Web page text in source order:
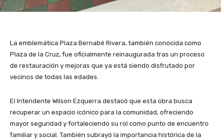
La emblemática Plaza Bernabé Rivera, también conocida como
Plaza de la Cruz, fue oficialmente reinaugurada tras un proceso
de restauración y mejoras que ya está siendo disfrutado por
vecinos de todas las edades.
El Intendente Wilson Ezquerra destacó que esta obra busca
recuperar un espacio icónico para la comunidad, ofreciendo
mayor seguridad y fortaleciendo su rol como punto de encuentro
familiar y social. También subrayó la importancia histórica de la